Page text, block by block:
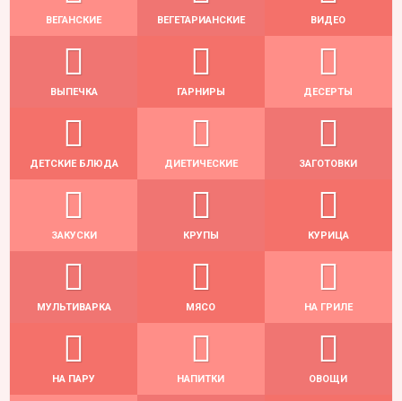
ВЕГАНСКИЕ ВЕГЕТАРИАНСКИЕ ВИДЕО
ВЫПЕЧКА ГАРНИРЫ ДЕСЕРТЫ
ДЕТСКИЕ БЛЮДА ДИЕТИЧЕСКИЕ ЗАГОТОВКИ
ЗАКУСКИ КРУПЫ КУРИЦА
МУЛЬТИВАРКА МЯСО НА ГРИЛЕ
НА ПАРУ НАПИТКИ ОВОЩИ